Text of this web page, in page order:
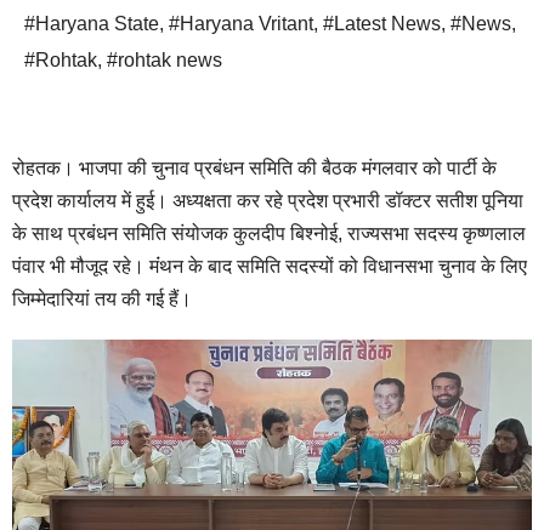
#Haryana State, #Haryana Vritant, #Latest News, #News,
#Rohtak, #rohtak news
रोहतक। भाजपा की चुनाव प्रबंधन समिति की बैठक मंगलवार को पार्टी के
प्रदेश कार्यालय में हुई। अध्यक्षता कर रहे प्रदेश प्रभारी डॉक्टर सतीश पूनिया
के साथ प्रबंधन समिति संयोजक कुलदीप बिश्नोई, राज्यसभा सदस्य कृष्णलाल
पंवार भी मौजूद रहे। मंंथन के बाद समिति सदस्यों को विधानसभा चुनाव के लिए
जिम्मेदारियां तय की गई हैं।